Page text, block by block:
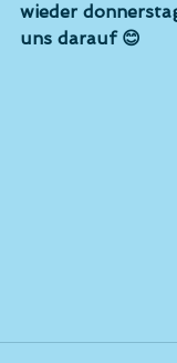
wieder
uns darauf 😊